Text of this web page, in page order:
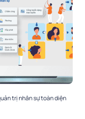
trị nhân sự toàn diện